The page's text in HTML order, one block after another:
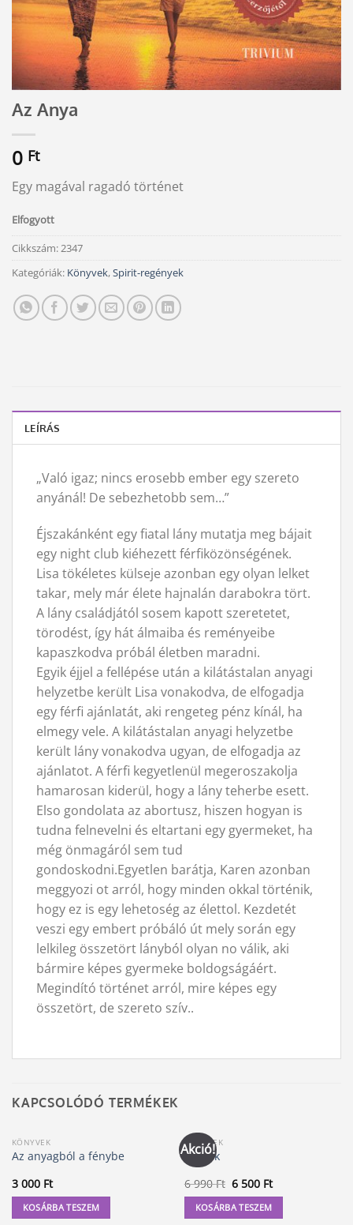
Az Anya
0 Ft
Egy magával ragadó történet
Elfogyott
Cikkszám:2347
Kategóriák: Könyvek,Spirit-regények
LEÍRÁS
„Való igaz; nincs erosebb ember egy szereto
anyánál! De sebezhetobb sem…”
Éjszakánként egy fiatal lány mutatja meg bájait
egy night club kiéhezett férfiközönségének.
Lisa tökéletes külseje azonban egy olyan lelket
takar, mely már élete hajnalán darabokra tört.
A lány családjától sosem kapott szeretetet,
törodést, így hát álmaiba és reményeibe
kapaszkodva próbál életben maradni.
Egyik éjjel a fellépése után a kilátástalan anyagi
helyzetbe került Lisa vonakodva, de elfogadja
egy férfi ajánlatát, aki rengeteg pénz kínál, ha
elmegy vele. A kilátástalan anyagi helyzetbe
került lány vonakodva ugyan, de elfogadja az
ajánlatot. A férfi kegyetlenül megeroszakolja
hamarosan kiderül, hogy a lány teherbe esett.
Elso gondolata az abortusz, hiszen hogyan is
tudna felnevelni és eltartani egy gyermeket, ha
még önmagáról sem tud
gondoskodni.Egyetlen barátja, Karen azonban
meggyozi ot arról, hogy minden okkal történik,
hogy ez is egy lehetoség az élettol. Kezdetét
veszi egy embert próbáló út mely során egy
lelkileg összetört lányból olyan no válik, aki
bármire képes gyermeke boldogságáért.
Megindító történet arról, mire képes egy
összetört, de szereto szív..
KAPCSOLÓDÓ TERMÉKEK
KÖNYVEK
Az anyagból a fénybe
3 000 Ft
KOSÁRBA TESZEM
Akció!
KÖNYVEK
A Titok
6 990Ft Original
price
was:
6
6 500 FtCurrent
price
is:
6
KOSÁRBA TESZEM